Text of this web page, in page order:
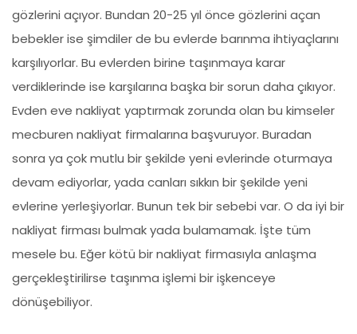
gözlerini açıyor. Bundan 20-25 yıl önce gözlerini açan
bebekler ise şimdiler de bu evlerde barınma ihtiyaçlarını
karşılıyorlar. Bu evlerden birine taşınmaya karar
verdiklerinde ise karşılarına başka bir sorun daha çıkıyor.
Evden eve nakliyat yaptırmak zorunda olan bu kimseler
mecburen nakliyat firmalarına başvuruyor. Buradan
sonra ya çok mutlu bir şekilde yeni evlerinde oturmaya
devam ediyorlar, yada canları sıkkın bir şekilde yeni
evlerine yerleşiyorlar. Bunun tek bir sebebi var. O da iyi bir
nakliyat firması bulmak yada bulamamak. İşte tüm
mesele bu. Eğer kötü bir nakliyat firmasıyla anlaşma
gerçekleştirilirse taşınma işlemi bir işkenceye
dönüşebiliyor.